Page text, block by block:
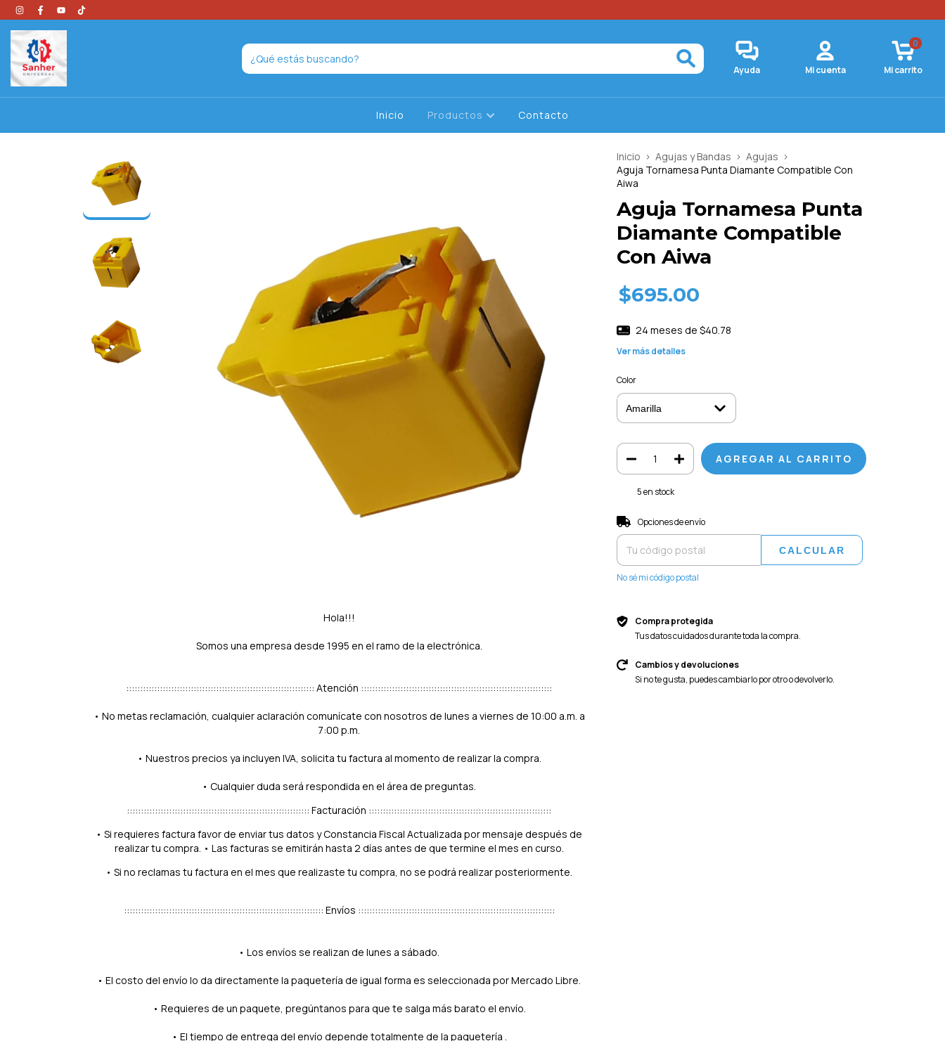
Ayuda Mi cuenta Mi carrito
0
Inicio Productos Contacto
Hola!!!
Somos una empresa desde 1995 en el ramo de la electrónica.
::::::::::::::::::::::::::::::::::::::::::::::::::::::::::::::::::: Atención ::::::::::::::::::::::::::::::::::::::::::::::::::::::::::::::::::::
• No metas reclamación, cualquier aclaración comunícate con nosotros de lunes a viernes de 10:00 a.m. a
7:00 p.m.
• Nuestros precios ya incluyen IVA, solicita tu factura al momento de realizar la compra.
• Cualquier duda será respondida en el área de preguntas.
::::::::::::::::::::::::::::::::::::::::::::::::::::::::::::::::: Facturación :::::::::::::::::::::::::::::::::::::::::::::::::::::::::::::::::
• Si requieres factura favor de enviar tus datos y Constancia Fiscal Actualizada por mensaje después de
realizar tu compra. • Las facturas se emitirán hasta 2 días antes de que termine el mes en curso.
• Si no reclamas tu factura en el mes que realizaste tu compra, no se podrá realizar posteriormente.
::::::::::::::::::::::::::::::::::::::::::::::::::::::::::::::::::::::: Envíos ::::::::::::::::::::::::::::::::::::::::::::::::::::::::::::::::::::::
• Los envíos se realizan de lunes a sábado.
• El costo del envío lo da directamente la paquetería de igual forma es seleccionada por Mercado Libre.
• Requieres de un paquete, pregúntanos para que te salga más barato el envío.
• El tiempo de entrega del envío depende totalmente de la paquetería .
Inicio > Agujas y Bandas > Agujas >
Aguja Tornamesa Punta Diamante Compatible Con
Aiwa
Aguja Tornamesa Punta
Diamante Compatible
Con Aiwa
$695.00
24 meses de $40.78
Ver más detalles
Color
5en stock
Entregas para el CP:
Opciones de envío
CALCULAR
No sé mi código postal
Compra protegida
Tus datos cuidados durante toda la compra.
Cambios y devoluciones
Si no te gusta, puedes cambiarlo por otro o devolverlo.